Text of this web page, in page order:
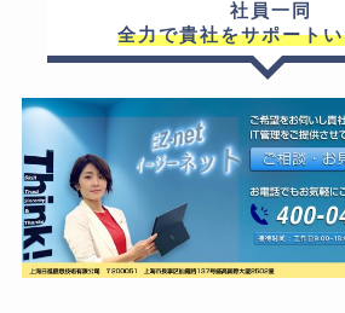
社員一同
全力で貴社をサポート